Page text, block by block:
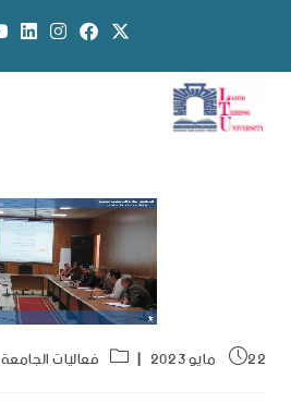
22 مايو 2023 فعاليات الجامعة